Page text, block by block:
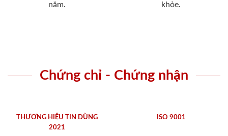
năm.
khỏe.
Chứng chỉ - Chứng nhận
THƯƠNG HIỆU TIN DÙNG
2021
ISO 9001